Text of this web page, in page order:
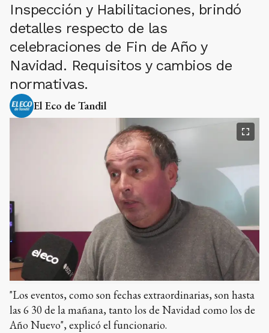
Inspección y Habilitaciones, brindó
detalles respecto de las
celebraciones de Fin de Año y
Navidad. Requisitos y cambios de
normativas.
El Eco de Tandil
"Los eventos, como son fechas extraordinarias, son hasta
las 6 30 de la mañana, tanto los de Navidad como los de
Año Nuevo", explicó el funcionario.